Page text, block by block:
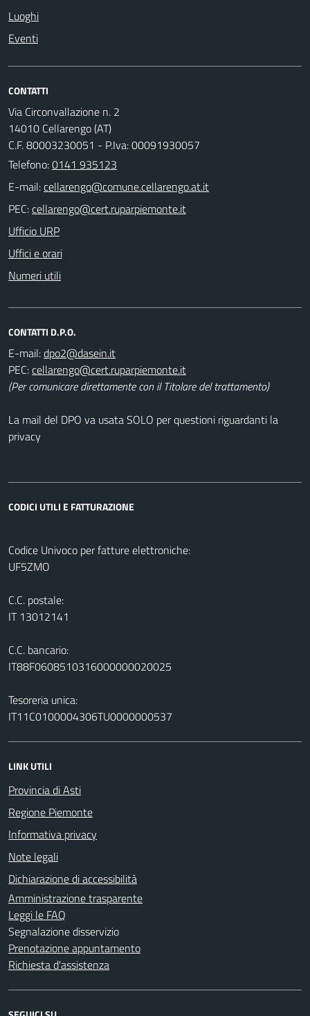
Luoghi
Eventi
CONTATTI
Via Circonvallazione n. 2
14010 Cellarengo (AT)
C.F. 80003230051 - P.Iva: 00091930057
Telefono:0141 935123
E-mail:
PEC:
Ufficio URP
Uffici e orari
Numeri utili
CONTATTI D.P.O.
E-mail:
PEC:
(Per comunicare direttamente con il Titolare del trattamento)
La mail del DPO va usata SOLO per questioni riguardanti la
privacy
CODICI UTILI E FATTURAZIONE
Codice Univoco per fatture elettroniche:
UF5ZMO
C.C. postale:
IT 13012141
C.C. bancario:
IT88F0608510316000000020025
Tesoreria unica:
IT11C0100004306TU0000000537
LINK UTILI
Provincia di Asti
Regione Piemonte
Informativa privacy
Note legali
Dichiarazione di accessibilità
Amministrazione trasparente
Leggi le FAQ
Segnalazione disservizio
Prenotazione appuntamento
Richiesta d'assistenza